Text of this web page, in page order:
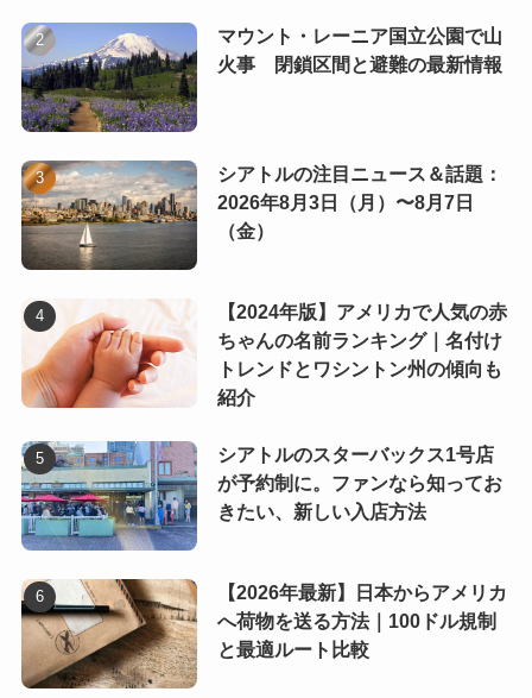
マウント・レーニア国立公園で山
火事 閉鎖区間と避難の最新情報
シアトルの注目ニュース＆話題：
2026年8月3日（月）〜8月7日
（金）
【2024年版】アメリカで人気の赤
ちゃんの名前ランキング｜名付け
トレンドとワシントン州の傾向も
紹介
シアトルのスターバックス1号店
が予約制に。ファンなら知ってお
きたい、新しい入店方法
【2026年最新】日本からアメリカ
へ荷物を送る方法｜100ドル規制
と最適ルート比較